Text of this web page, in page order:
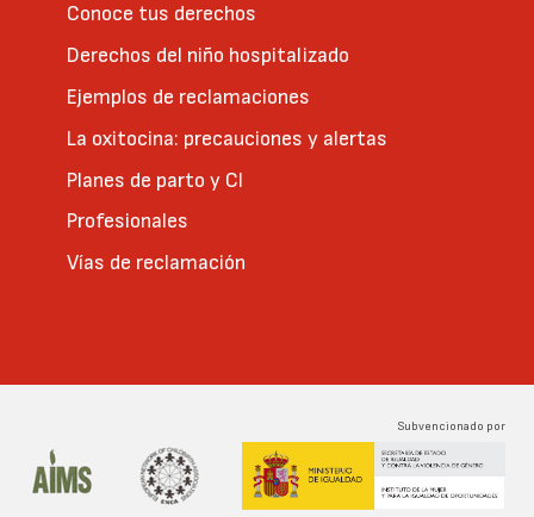
Conoce tus derechos
Derechos del niño hospitalizado
Ejemplos de reclamaciones
La oxitocina: precauciones y alertas
Planes de parto y CI
Profesionales
Vías de reclamación
Subvencionado por